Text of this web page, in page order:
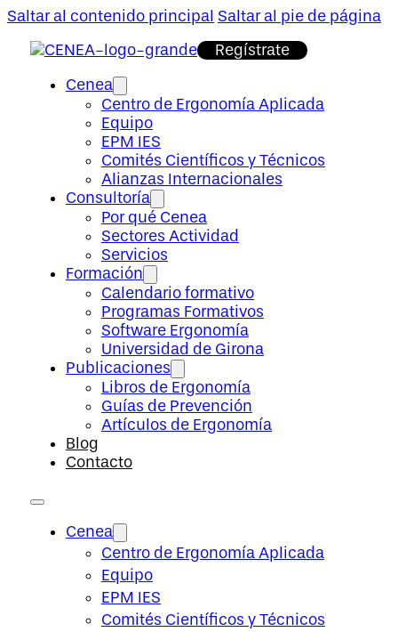
Saltar al contenido principal Saltar al pie de página
Regístrate
Cenea
Centro de Ergonomía Aplicada
Equipo
EPM IES
Comités Científicos y Técnicos
Alianzas Internacionales
Consultoría
Por qué Cenea
Sectores Actividad
Servicios
Formación
Calendario formativo
Programas Formativos
Software Ergonomía
Universidad de Girona
Publicaciones
Libros de Ergonomía
Guías de Prevención
Artículos de Ergonomía
Blog
Contacto
Cenea
Centro de Ergonomía Aplicada
Equipo
EPM IES
Comités Científicos y Técnicos